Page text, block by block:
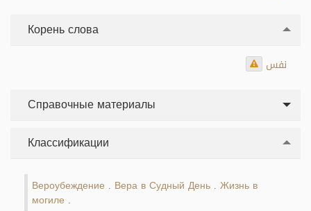
Корень слова
نفس
Справочные материалы
Классификации
Вероубеждение Вера в Судный День Жизнь в
могиле